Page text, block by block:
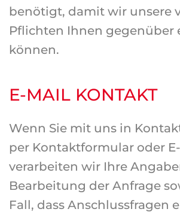
benötigt, damit wir unsere
Pflichten Ihnen gegenüber
können.
E-MAIL KONTAKT
Wenn Sie mit uns in
per Kontaktformular oder
verarbeiten wir Ihre
Bearbeitung der Anfrage
Fall, dass Anschlussfragen